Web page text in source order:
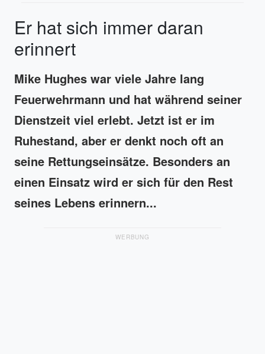
Er hat sich immer daran
erinnert
Mike Hughes war viele Jahre lang
Feuerwehrmann und hat während seiner
Dienstzeit viel erlebt. Jetzt ist er im
Ruhestand, aber er denkt noch oft an
seine Rettungseinsätze. Besonders an
einen Einsatz wird er sich für den Rest
seines Lebens erinnern...
WERBUNG